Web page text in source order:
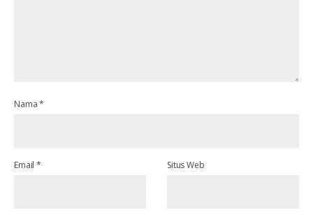
Nama*
Email* Situs Web